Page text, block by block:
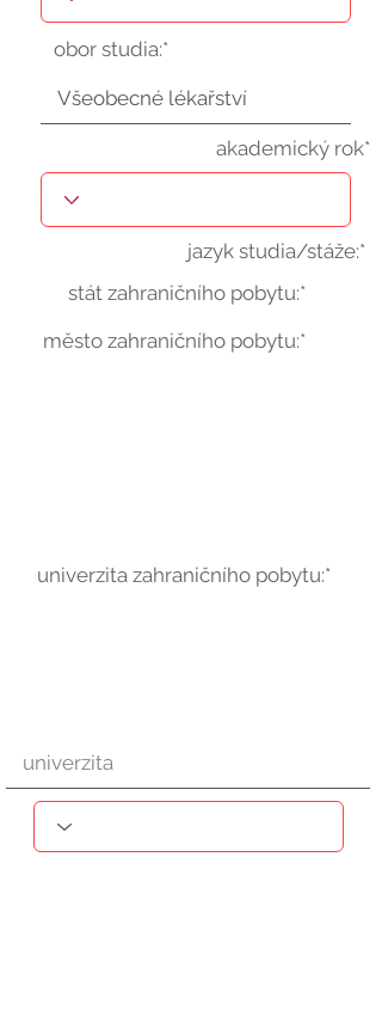
obor studia:*
akademický rok*
jazyk studia/stáže:*
stát zahraničního pobytu:*
město zahraničního pobytu:*
univerzita zahraničního pobytu:*